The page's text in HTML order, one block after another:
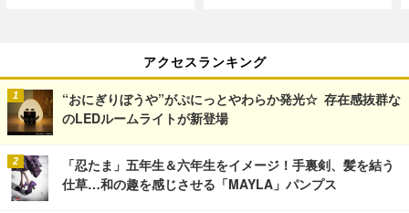
アクセスランキング
“おにぎりぼうや”がぷにっとやわらか発光☆ 存在感抜群な
のLEDルームライトが新登場
「忍たま」五年生＆六年生をイメージ！手裏剣、髪を結う
仕草…和の趣を感じさせる「MAYLA」パンプス